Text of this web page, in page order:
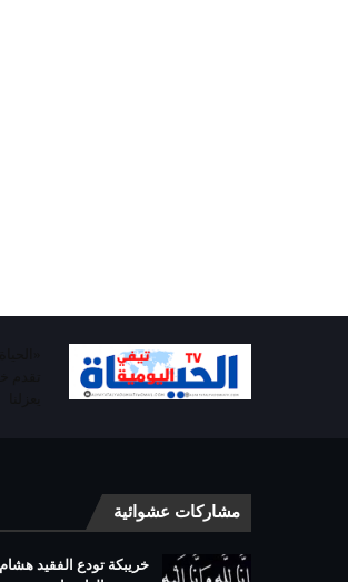
مشاركات عشوائية
خريبكة تودع الفقيد